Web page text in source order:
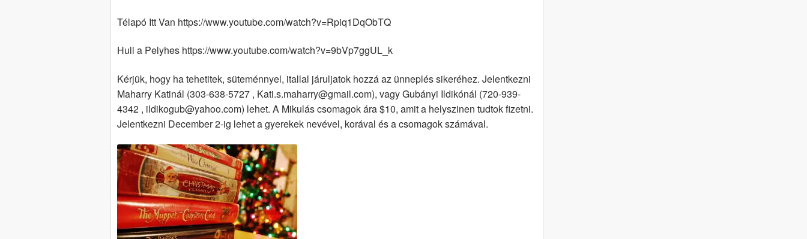
Télapó Itt Van https://www.youtube.com/watch?v=Rpiq1DqObTQ
Hull a Pelyhes https://www.youtube.com/watch?v=9bVp7ggUL_k
Kérjük, hogy ha tehetitek, süteménnyel, itallal járuljatok hozzá az ünneplés sikeréhez. Jelentkezni
Maharry Katinál (303-638-5727 , Kati.s.maharry@gmail.com), vagy Gubányi Ildikónál (720-939-
4342 , ildikogub@yahoo.com) lehet. A Mikulás csomagok ára $10, amit a helyszinen tudtok fizetni.
Jelentkezni December 2-ig lehet a gyerekek nevével, korával és a csomagok számával.